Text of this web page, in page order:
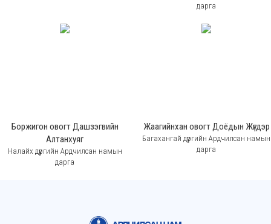
дарга
Боржигон овогт Дашзэгвийн
Алтанхуяг
Налайх дүүргийн Ардчилсан намын
дарга
Жаагийнхан овогт Доёдын Жүгдэр
Багахангай дүүргийн Ардчилсан намын
дарга